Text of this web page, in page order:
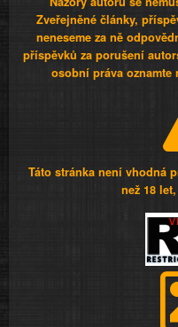
Zveřejněné články,
neneseme za ně
příspěvků za porušení
osobní práva oznamte
Táto stránka není vhodná
než 18